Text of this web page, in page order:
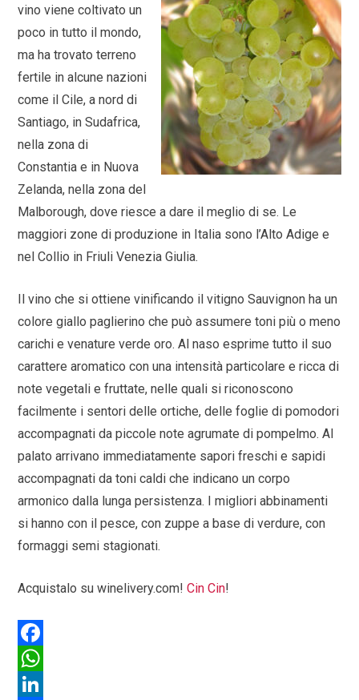
vino viene coltivato un
poco in tutto il mondo,
ma ha trovato terreno
fertile in alcune nazioni
come il Cile, a nord di
Santiago, in Sudafrica,
nella zona di
Constantia e in Nuova
Zelanda, nella zona del
Malborough, dove riesce a dare il meglio di se. Le
maggiori zone di produzione in Italia sono l’Alto Adige e
nel Collio in Friuli Venezia Giulia.
Il vino che si ottiene vinificando il vitigno Sauvignon ha un
colore giallo paglierino che può assumere toni più o meno
carichi e venature verde oro. Al naso esprime tutto il suo
carattere aromatico con una intensità particolare e ricca di
note vegetali e fruttate, nelle quali si riconoscono
facilmente i sentori delle ortiche, delle foglie di pomodori
accompagnati da piccole note agrumate di pompelmo. Al
palato arrivano immediatamente sapori freschi e sapidi
accompagnati da toni caldi che indicano un corpo
armonico dalla lunga persistenza. I migliori abbinamenti
si hanno con il pesce, con zuppe a base di verdure, con
formaggi semi stagionati.
Acquistalo su winelivery.com!Cin Cin!
F
aW